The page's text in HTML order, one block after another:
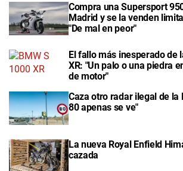
Compra una Supersport
Madrid y se la venden
"De mal en peor"
El fallo más inesperado de
XR: "Un palo o una piedra
de motor"
Caza otro radar ilegal de la
80 apenas se ve"
La nueva Royal Enfield
cazada